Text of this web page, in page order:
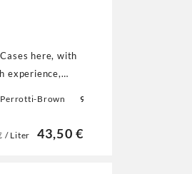
here, with
experience,
Perrotti-Brown 91-93
/ Liter 43,50 €